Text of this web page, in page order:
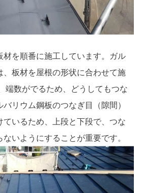
材を順番に施工しています。ガル
、板材を屋根の形状に合わせて施
端数がでるため、どうしてもつな
リウム鋼板のつなぎ目（隙間）
ているため、上段と下段で、つな
いようにすることが重要です。